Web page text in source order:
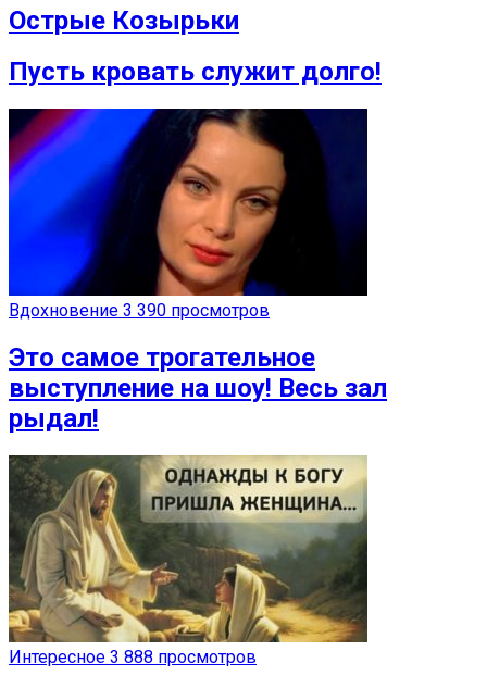
Острые Козырьки
Пусть кровать служит долго!
Вдохновение 3 390 просмотров
Это самое трогательное
выступление на шоу! Весь зал
рыдал!
Интересное 3 888 просмотров